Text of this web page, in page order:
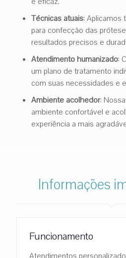
Técnicas atuais: Aplicamos
para confecção das
resultados precisos e
Atendimento humanizado:
um plano de tratamento
com suas necessidades e
Ambiente acolhedor:
ambiente confortável e
experiência a mais
Informações
Funcionamento